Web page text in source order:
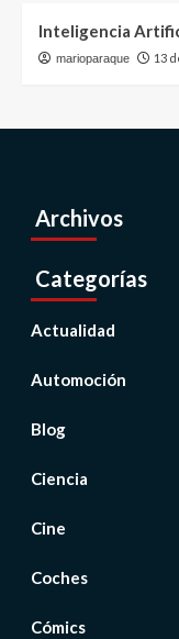
Inteligencia
marioparaque 13
Archivos
Categorías
Actualidad
Automoción
Blog
Ciencia
Cine
Coches
Cómics